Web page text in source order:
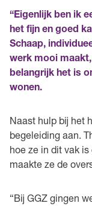
“Eigenlijk ben ik
het fijn en goed
Schaap,
werk mooi
belangrijk het is
wonen.
Naast hulp bij het
begeleiding aan.
hoe ze in dit vak
maakte ze de
“Bij GGZ gingen